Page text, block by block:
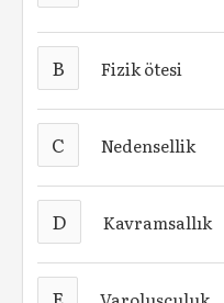
B Fizik ötesi
C Nedensellik
D Kavramsallık